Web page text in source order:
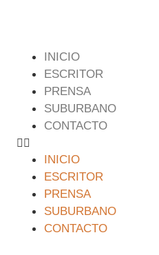
INICIO
ESCRITOR
PRENSA
SUBURBANO
CONTACTO
INICIO
ESCRITOR
PRENSA
SUBURBANO
CONTACTO